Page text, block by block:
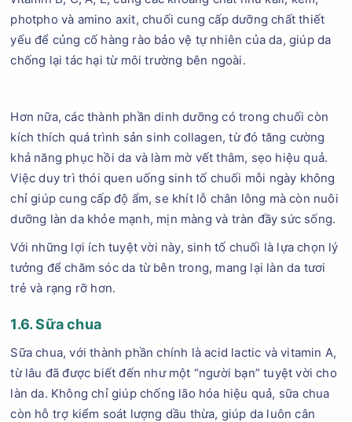
photpho và amino axit, chuối cung cấp dưỡng chất thiết
yếu để củng cố hàng rào bảo vệ tự nhiên của da, giúp da
chống lại tác hại từ môi trường bên ngoài.
Hơn nữa, các thành phần dinh dưỡng có trong chuối còn
kích thích quá trình sản sinh collagen, từ đó tăng cường
khả năng phục hồi da và làm mờ vết thâm, sẹo hiệu quả.
Việc duy trì thói quen uống sinh tố chuối mỗi ngày không
chỉ giúp cung cấp độ ẩm, se khít lỗ chân lông mà còn nuôi
dưỡng làn da khỏe mạnh, mịn màng và tràn đầy sức sống.
Với những lợi ích tuyệt vời này, sinh tố chuối là lựa chọn lý
tưởng để chăm sóc da từ bên trong, mang lại làn da tươi
trẻ và rạng rỡ hơn.
1.6. Sữa chua
Sữa chua, với thành phần chính là acid lactic và vitamin A,
từ lâu đã được biết đến như một “người bạn” tuyệt vời cho
làn da. Không chỉ giúp chống lão hóa hiệu quả, sữa chua
còn hỗ trợ kiểm soát lượng dầu thừa, giúp da luôn cân